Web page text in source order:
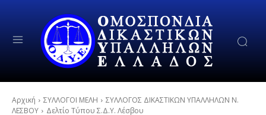
Αρχική ΣΥΛΛΟΓΟΙ ΜΕΛΗ
ΣΥΛΛΟΓΟΣ ΔΙΚΑΣΤΙΚΩΝ ΥΠΑΛΛΗΛΩΝ Ν.
ΛΕΣΒΟΥ
Δελτίο Τύπου Σ.Δ.Υ. Λέσβου